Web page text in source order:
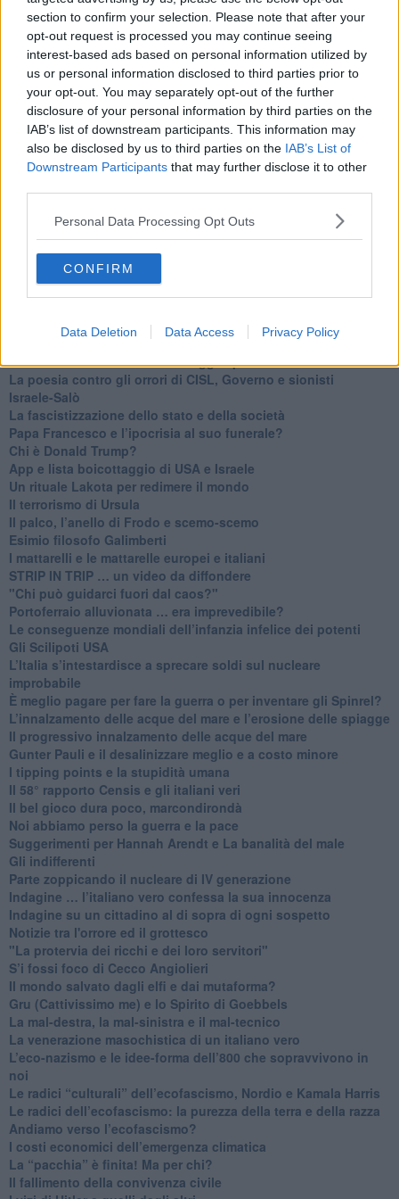
section to confirm your selection. Please note that after your
opt-out request is processed you may continue seeing
interest-based ads based on personal information utilized by
us or personal information disclosed to third parties prior to
your opt-out. You may separately opt-out of the further
disclosure of your personal information by third parties on the
IAB’s list of downstream participants. This information may
also be disclosed by us to third parties on the IAB’s List of
Downstream Participants that may further disclose it to other
Personal Data Processing Opt Outs
CONFIRM
Data Deletion Data Access Privacy Policy
​I comici e il vittimismo paranoideo al potere
​La virtù secondo Confucio e Xi (seconda parte)
Le Pax imperiali e Tianxia (prima parte)
Un mondo condiviso a misura di bambino
​Un chiarimento, Chris Hedges e qualche domanda
Il velleitarismo di Trump, dell’UE e di Darwin
​Karen Horney e il ponte sullo Stretto
​I bulli vanno isolati
L’invertebrata von der Leyen e il Lula-risk
Trump soffre, la Corte dell'Aia è viva
​Alessandro Orsini e la tetrade oscura del sionismo
​Hilsenrath e le 9 omotipie tra Nazismo, Sionismo e
Americanismo" (4^ parte)
​Il terrore di Netanyahu e la strategia della tensione
Il mito della democratica Israele (prima parte)
​Il voto del referendum e i due genocidi
Il decreto il-libertà e in-sicurezza
Tu vuo’ fa l’americano con la legge spara-tutto!
La poesia contro gli orrori di CISL, Governo e sionisti
Israele-Salò
​La fascistizzazione dello stato e della società
Papa Francesco e l’ipocrisia al suo funerale?
​Chi è Donald Trump?
App e lista boicottaggio di USA e Israele
​Un rituale Lakota per redimere il mondo
Il terrorismo di Ursula
​Il palco, l’anello di Frodo e scemo-scemo
Esimio filosofo Galimberti
​I mattarelli e le mattarelle europei e italiani
​STRIP IN TRIP … un video da diffondere
"Chi può guidarci fuori dal caos?"
​Portoferraio alluvionata … era imprevedibile?
Le conseguenze mondiali dell’infanzia infelice dei potenti
​Gli Scilipoti USA
L’Italia s’intestardisce a sprecare soldi sul nucleare
improbabile
È meglio pagare per fare la guerra o per inventare gli Spinrel?
​L’innalzamento delle acque del mare e l’erosione delle spiagge
​Il progressivo innalzamento delle acque del mare
​Gunter Pauli e il desalinizzare meglio e a costo minore
I tipping points e la stupidità umana
​Il 58° rapporto Censis e gli italiani veri
​Il bel gioco dura poco, marcondirondà
Noi abbiamo perso la guerra e la pace
Suggerimenti per Hannah Arendt e La banalità del male
​Gli indifferenti
Parte zoppicando il nucleare di IV generazione
​Indagine … l’italiano vero confessa la sua innocenza
Indagine su un cittadino al di sopra di ogni sospetto
Notizie tra l'orrore ed il grottesco
"La protervia dei ricchi e dei loro servitori"
S’i fossi foco di Cecco Angiolieri
​Il mondo salvato dagli elfi e dai mutaforma?
Gru (Cattivissimo me) e lo Spirito di Goebbels
​La mal-destra, la mal-sinistra e il mal-tecnico
​La venerazione masochistica di un italiano vero
​L’eco-nazismo e le idee-forma dell’800 che sopravvivono in
noi
​Le radici “culturali” dell’ecofascismo, Nordio e Kamala Harris
Le radici dell’ecofascismo: la purezza della terra e della razza
Andiamo verso l’ecofascismo?
I costi economici dell’emergenza climatica
​La “pacchia” è finita! Ma per chi?
​Il fallimento della convivenza civile